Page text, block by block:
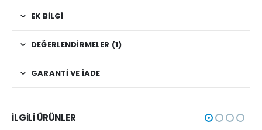
EK BILGI
DEĞERLENDIRMELER (1)
GARANTI VE İADE
İLGILI ÜRÜNLER